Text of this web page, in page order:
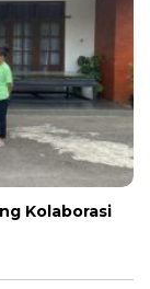
Kolaborasi